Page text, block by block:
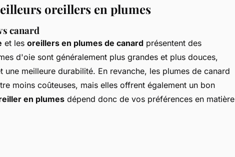
oreillers en plumes
canard
et les oreillers en plumes de canard présentent des
d'oie sont généralement plus grandes et plus douces,
meilleure durabilité. En revanche, les plumes de canard
moins coûteuses, mais elles offrent également un bon
en plumes dépend donc de vos préférences en matière